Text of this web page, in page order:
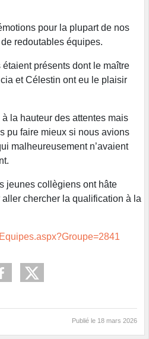
pour la plupart de nos
redoutables équipes.
présents dont le maître
et Célestin ont eu le plaisir
à la hauteur des attentes mais
pu faire mieux si nous avions
malheureusement n’avaient
jeunes collègiens ont hâte
aller chercher la qualification à la
Publié le 18 mars 2026